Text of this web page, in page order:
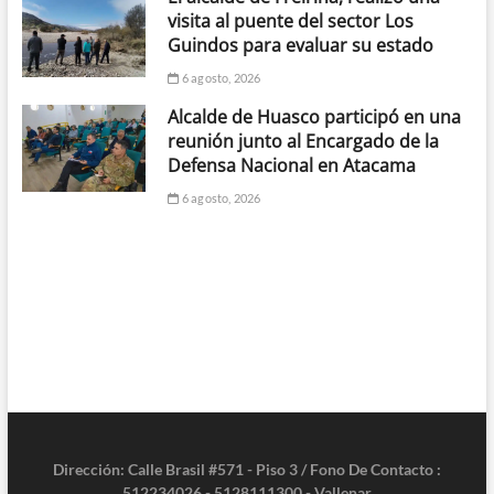
visita al puente del sector Los
Guindos para evaluar su estado
6 agosto, 2026
Alcalde de Huasco participó en una
reunión junto al Encargado de la
Defensa Nacional en Atacama
6 agosto, 2026
Dirección: Calle Brasil #571 - Piso 3 / Fono De Contacto :